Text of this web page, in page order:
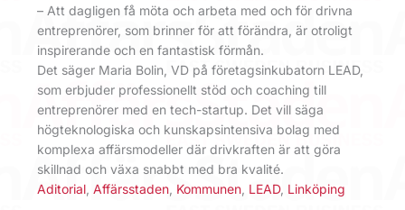
– Att dagligen få möta och arbeta med och för drivna
entreprenörer, som brinner för att förändra, är otroligt
inspirerande och en fantastisk förmån.
Det säger Maria Bolin, VD på företagsinkubatorn LEAD,
som erbjuder professionellt stöd och coaching till
entreprenörer med en tech-startup. Det vill säga
högteknologiska och kunskapsintensiva bolag med
komplexa affärsmodeller där drivkraften är att göra
skillnad och växa snabbt med bra kvalité.
Aditorial Affärsstaden Kommunen LEAD, Linköping